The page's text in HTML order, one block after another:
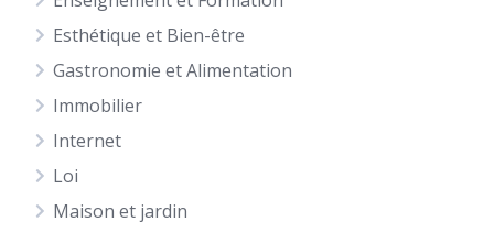
Esthétique et Bien-être
Gastronomie et Alimentation
Immobilier
Internet
Loi
Maison et jardin